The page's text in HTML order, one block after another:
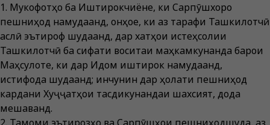
1. Мукофотҳо ба Иштирокчиёне, ки Сарпӯшхоро
пешниҳод намудаанд, онҳое, ки аз тарафи Ташкилотчӣ
аслӣ эътироф шудаанд, дар хатҳои истеҳсолии
Ташкилотчӣ ба сифати воситаи маҳкамкунанда барои
Маҳсулоте, ки дар Иқдом иштирок намудаанд,
истифода шудаанд; инчунин дар ҳолати пешниҳод
кардани Хуҷҷатҳои тасдиқкунандаи шахсият, дода
мешаванд.